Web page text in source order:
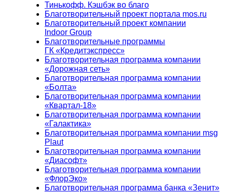
Тинькофф. Кэшбэк во благо
Благотворительный проект портала mos.ru
Благотворительный проект компании
Indoor Group
Благотворительные программы
ГК «Кредитэкспресс»
Благотворительная программа компании
«Дорожная сеть»
Благотворительная программа компании
«Болта»
Благотворительная программа компании
«Квартал-18»
Благотворительная программа компании
«Галактика»
Благотворительная программа компании msg
Plaut
Благотворительная программа компании
«Диасофт»
Благотворительная программа компании
«ФлорЭко»
Благотворительная программа банка «Зенит»